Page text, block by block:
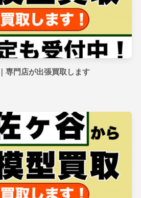
専門店が出張買取します